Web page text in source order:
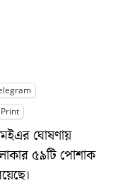
Print
ঘোষণায়
৫৯টি পোশাক